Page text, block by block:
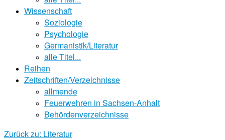
Wissenschaft
Soziologie
Psychologie
Germanistik/Literatur
alle Titel...
Reihen
Zeitschriften/Verzeichnisse
allmende
Feuerwehren in Sachsen-Anhalt
Behördenverzeichnisse
Zurück zu: Literatur